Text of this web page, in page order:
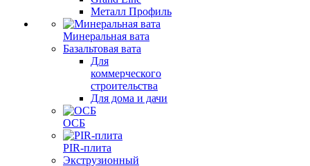
Металл Профиль
Минеральная вата
Базальтовая вата
Для
коммерческого
строительства
Для дома и дачи
ОСБ
PIR-плита
Экструзионный